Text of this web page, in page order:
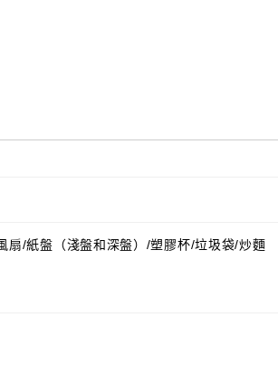
扇/紙盤（淺盤和深盤）/塑膠杯/垃圾袋/炒麵